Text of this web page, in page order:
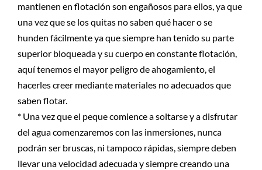
mantienen en flotación son engañosos para ellos, ya que
una vez que se los quitas no saben qué hacer o se
hunden fácilmente ya que siempre han tenido su parte
superior bloqueada y su cuerpo en constante flotación,
aquí tenemos el mayor peligro de ahogamiento, el
hacerles creer mediante materiales no adecuados que
saben flotar.
* Una vez que el peque comience a soltarse y a disfrutar
del agua comenzaremos con las inmersiones, nunca
podrán ser bruscas, ni tampoco rápidas, siempre deben
llevar una velocidad adecuada y siempre creando una